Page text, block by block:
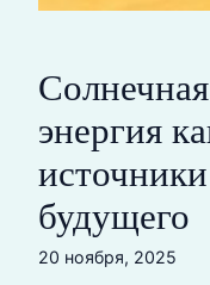
энергия
будущего
20 ноября, 2025